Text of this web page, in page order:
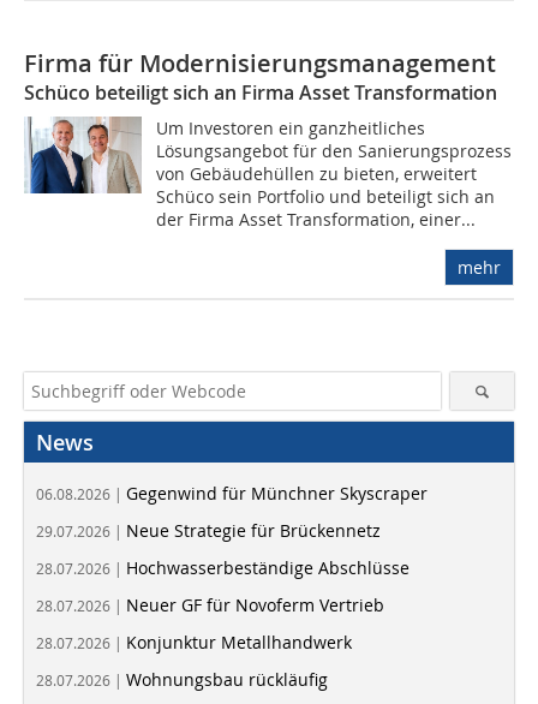
Firma für Modernisierungsmanagement
Schüco beteiligt sich an Firma Asset Transformation
Um Investoren ein ganzheitliches
Lösungsangebot für den Sanierungsprozess
von Gebäudehüllen zu bieten, erweitert
Schüco sein Portfolio und beteiligt sich an
der Firma Asset Transformation, einer...
mehr
News
06.08.2026 | Gegenwind für Münchner Skyscraper
29.07.2026 | Neue Strategie für Brückennetz
28.07.2026 | Hochwasserbeständige Abschlüsse
28.07.2026 | Neuer GF für Novoferm Vertrieb
28.07.2026 | Konjunktur Metallhandwerk
28.07.2026 | Wohnungsbau rückläufig